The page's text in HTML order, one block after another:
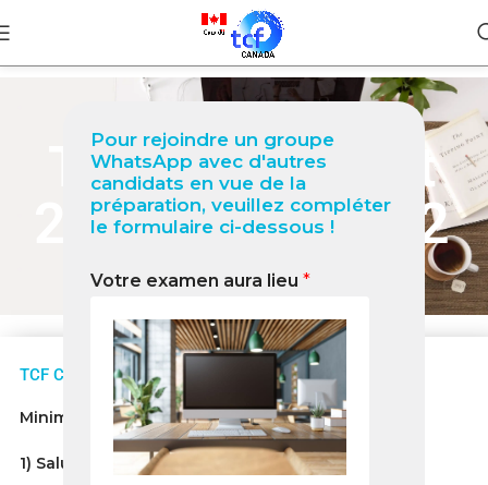
Pour rejoindre un groupe
WhatsApp avec d'autres
candidats en vue de la
préparation, veuillez compléter
le formulaire ci-dessous !
Votre examen aura lieu *
Tâche 1 Sujet
2 Février 2022
TCF Canada Expression Écrite Tâche 1 Structure
Minimum 60 mots/maximum 120 mots
1) Salutations : (Coucou Jacques comment tu vas ?)